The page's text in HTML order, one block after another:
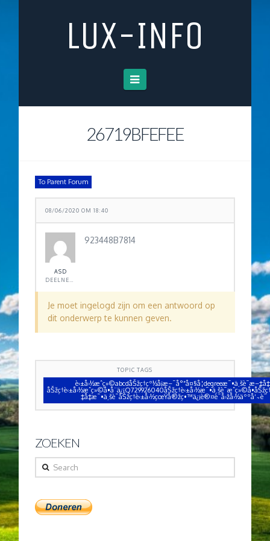
LUX-INFO
Navigation
26719BFEFEE
To Parent Forum
08/06/2020 OM 18:40
ASD
923448B7814
Je moet ingelogd zijn om een antwoord op
dit onderwerp te kunnen geven.
TOPIC TAGS
‡å‡­æ¯•ä¸šè¯åŠžç†è‹±å›½çœŸå®žç•™ä¿¡è®¤è¯å›žå›½äººå‘˜è¯
ZOEKEN
Search